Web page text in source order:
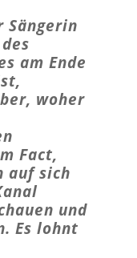
Sängerin
am Ende
woher
Fact,
auf sich
und
Es lohnt